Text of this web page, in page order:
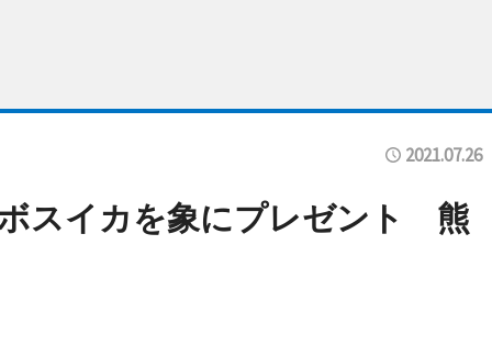
2021.07.26
スイカを象にプレゼント 熊